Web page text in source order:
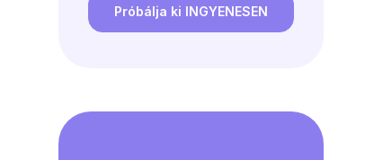
Próbálja ki INGYENESEN